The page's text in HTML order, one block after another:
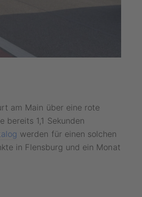
am Main über eine rote
bereits 1,1 Sekunden
werden für einen solchen
in Flensburg und ein Monat